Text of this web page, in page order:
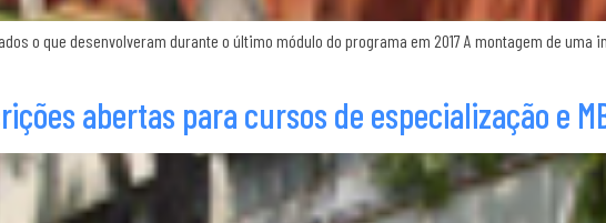
o que desenvolveram durante o último módulo do programa em 2017 A montagem de
abertas para cursos de especialização e